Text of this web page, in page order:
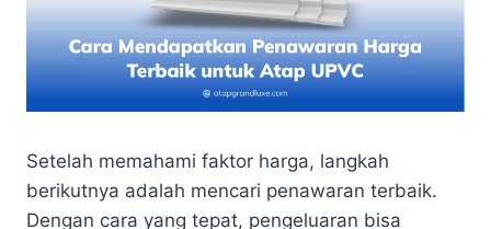
Setelah memahami faktor harga, langkah
berikutnya adalah mencari penawaran terbaik.
Dengan cara yang tepat, pengeluaran bisa